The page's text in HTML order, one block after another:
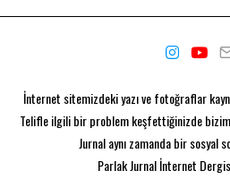
İnternet sitemizdeki yazı ve fotoğraflar
Telifle ilgili bir problem keşfettiğinizde
Jurnal aynı zamanda birsosyal
Parlak Jurnalİnternet